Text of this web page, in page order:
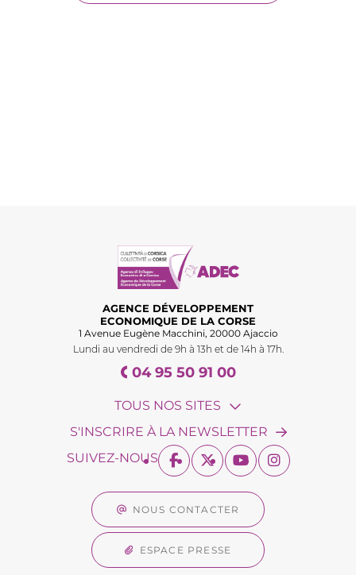
AGENCE DÉVELOPPEMENT
ECONOMIQUE DE LA CORSE
1 Avenue Eugène Macchini, 20000 Ajaccio
Lundi au vendredi de 9h à 13h et de 14h à 17h.
04 95 50 91 00
TOUS NOS SITES
S'INSCRIRE À LA NEWSLETTER
SUIVEZ-NOUS
NOUS CONTACTER
ESPACE PRESSE